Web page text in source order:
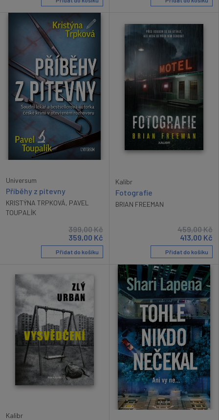
Universum
Příběhy z pitevny
KRISTÝNA TRPKOVÁ, PAVEL
TOUPALÍK
399,00Kč
359,00 Kč
Přidat do košíku
Kalibr
Fotografie
BRIAN FREEMAN
459,00Kč
413,00 Kč
Přidat do košíku
Kalibr